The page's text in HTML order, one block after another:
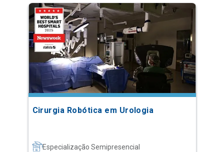
Cirurgia Robótica em Urologia
Especialização Semipresencial